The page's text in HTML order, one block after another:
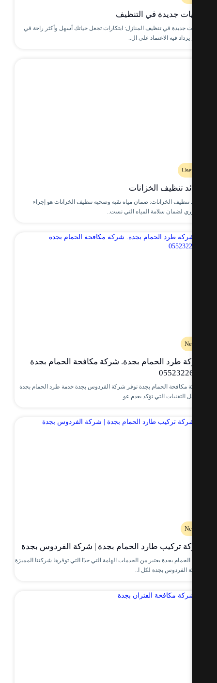
جديدة في التنظيف
جديدة في تنظيف المنازل: ابتكارات تجعل حياتك أسهل وأكثر راحة في
فيه الاعتماد على ال..
تنظيف الخزانات
تنظيف الخزانات: ضمان مياه نقية وصحية تنظيف الخزانات هو إجراء
لضمان سلامة المياه التي نست..
طرد الحمام بجدة. شركة مكافحة الحمام بجدة
مكافحة الحمام بجدة توفر شركة الفردوس بجدة خدمة طرد الحمام بجدة
التقنيات التي تؤكد بعدم عو..
تركيب طارد الحمام بجدة | شركة الفردوس بجدة
بجدة يعتبر من الخدمات الهامة التي جدًا التي توفرها شركتنا المميزة
الفردوس بجدة لكل ا..